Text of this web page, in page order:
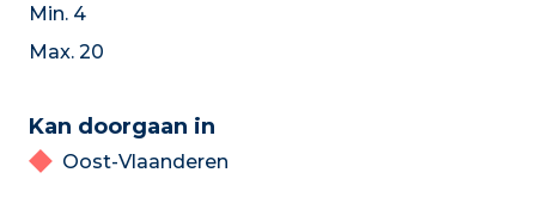
Min. 4
Max. 20
Kan doorgaan in
Oost-Vlaanderen